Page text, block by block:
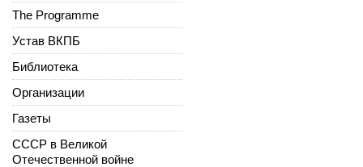
The Programme
Устав ВКПБ
Библиотека
Организации
Газеты
СССР в Великой
Отечественной войне